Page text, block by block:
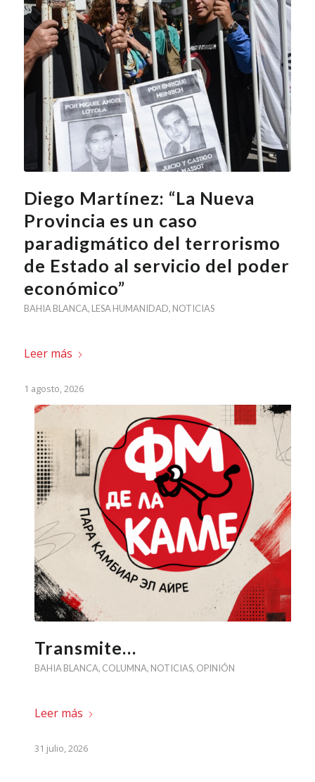
Diego Martínez: “La Nueva
Provincia es un caso
paradigmático del terrorismo
de Estado al servicio del poder
económico”
BAHIA BLANCA, LESA HUMANIDAD, NOTICIAS
Leer más
1 agosto, 2026
Transmite…
BAHIA BLANCA, COLUMNA, NOTICIAS, OPINIÓN
Leer más
31 julio, 2026